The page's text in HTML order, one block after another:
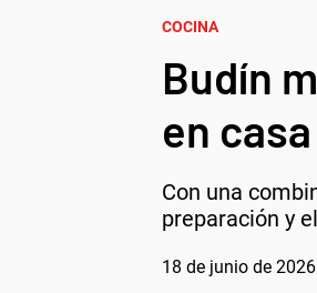
COCINA
Budín
en casa
Con una
preparación y
18 de junio de